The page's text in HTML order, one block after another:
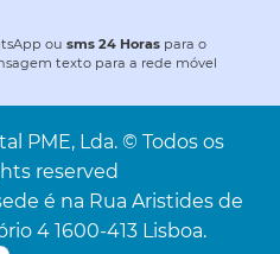
ou sms 24 Horas para o
texto para a rede móvel
PME, Lda. © Todos os
reserved
é na Rua Aristides de
4 1600-413 Lisboa.